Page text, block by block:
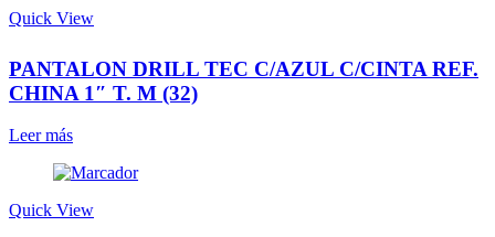
Quick View
PANTALON DRILL TEC C/AZUL C/CINTA REF.
CHINA 1″ T. M (32)
Leer más
Quick View